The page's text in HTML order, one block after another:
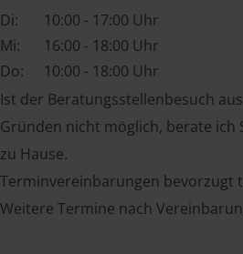
Di:
10:00 - 17:00 Uhr
Mi:
16:00 - 18:00 Uhr
Do:
10:00 - 18:00 Uhr
Ist der Beratungsstellenbesuch
Gründen nicht möglich, berate ich
zu Hause.
Terminvereinbarungen bevorzugt
Weitere Termine nach